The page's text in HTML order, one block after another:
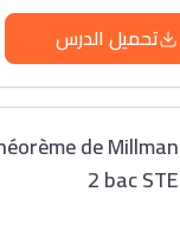
تحميل الدرس
de Millman
2 bac STE